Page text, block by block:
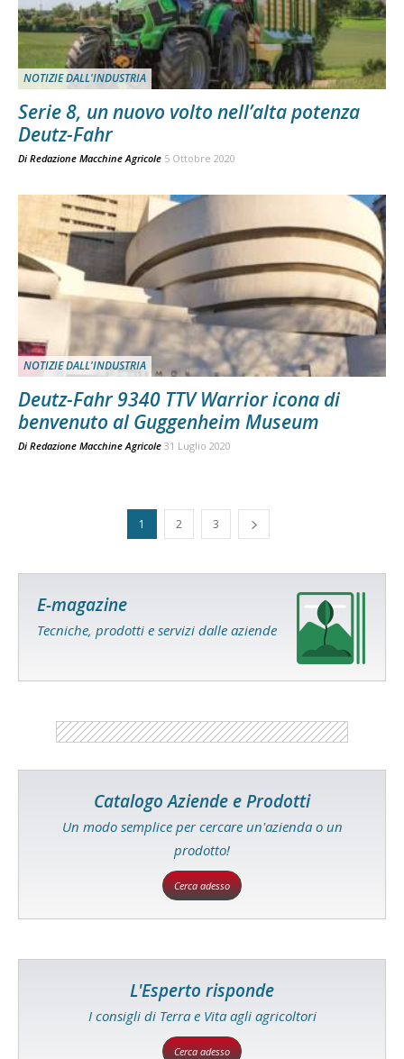
NOTIZIE DALL'INDUSTRIA
Serie 8, un nuovo volto nell’alta potenza
Deutz-Fahr
Di Redazione Macchine Agricole 5 Ottobre 2020
NOTIZIE DALL'INDUSTRIA
Deutz-Fahr 9340 TTV Warrior icona di
benvenuto al Guggenheim Museum
Di Redazione Macchine Agricole 31 Luglio 2020
1 2 3
E-magazine
Tecniche, prodotti e servizi dalle aziende
Catalogo Aziende e Prodotti
Un modo semplice per cercare un'azienda o un
prodotto!
Cerca adesso
L'Esperto risponde
I consigli di Terra e Vita agli agricoltori
Cerca adesso